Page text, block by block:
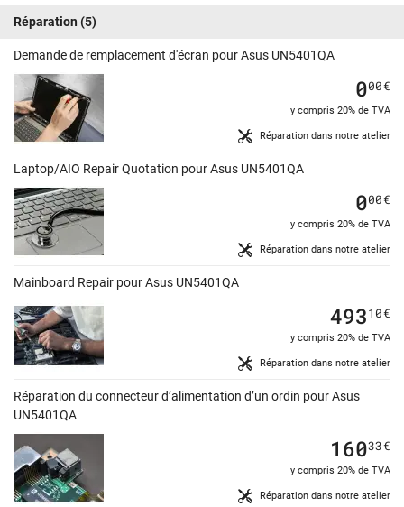
Réparation (5)
Demande de remplacement d'écran pour Asus UN5401QA
Réparation dans notre atelier
000€
y compris 20% de TVA
Laptop/AIO Repair Quotation pour Asus UN5401QA
Réparation dans notre atelier
000€
y compris 20% de TVA
Mainboard Repair pour Asus UN5401QA
Réparation dans notre atelier
49310€
y compris 20% de TVA
Réparation du connecteur d’alimentation d’un ordin pour Asus
UN5401QA
Réparation dans notre atelier
16033€
y compris 20% de TVA